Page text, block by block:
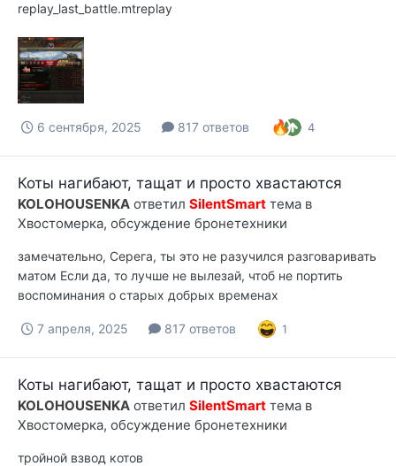
replay_last_battle.mtreplay
6 сентября, 2025 817 ответов 4
Коты нагибают, тащат и просто хвастаются
KOLOHOUSENKA ответил SilentSmart тема в
Хвостомерка, обсуждение бронетехники
замечательно, Серега, ты это не разучился разговаривать
матом Если да, то лучше не вылезай, чтоб не портить
воспоминания о старых добрых временах
7 апреля, 2025 817 ответов 1
Коты нагибают, тащат и просто хвастаются
KOLOHOUSENKA ответил SilentSmart тема в
Хвостомерка, обсуждение бронетехники
тройной взвод котов